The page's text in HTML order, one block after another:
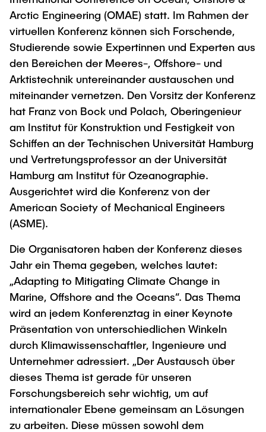
Newsroom
Press Release
Flyers and brochures
University magazine spektrum
Events
Merchandise-Shop
Working at TU Hamburg
Job opportunities
Faculty recruiting
Information for new employees
Internal Information
Advice and contact
New@tuhh
Around student life
AI in Education
Alumni
Career Center
Graduate Academy
Doctoral Degrees
UNU HUB "Engineering to Face Climate
Change"
Research Funding
Early Career Research Support
Good Scientific Practice
Future Lectures
Team
Interdisciplinary Workshop of the FSP
"Biobased Processes and Reactor
Technologies"
Process Engineering
Study programs
Research and Institutes
Technology and Innovation in Education
News
Study programs
Research and Institutes
Management Sciences and Technology
Study Programs
Research and Institutes
Mechanical Engineering
Study programs
Research and institutes
Joint School of Multidisciplinary Studies
Institutes
Overview
Exchange students
International Scholars & Guests
Partnerships and Strategy
Study Exchange Partnerships
How to establish partnerships
Strategy
ECIU University
Contacts & International Team
Arctic Engineering (OMAE) statt. Im Rahmen der
virtuellen Konferenz können sich Forschende,
Studierende sowie Expertinnen und Experten aus
den Bereichen der Meeres-, Offshore- und
Arktistechnik untereinander austauschen und
miteinander vernetzen. Den Vorsitz der Konferenz
hat Franz von Bock und Polach, Oberingenieur
am Institut für Konstruktion und Festigkeit von
Schiffen an der Technischen Universität Hamburg
und Vertretungsprofessor an der Universität
Hamburg am Institut für Ozeanographie.
Ausgerichtet wird die Konferenz von der
American Society of Mechanical Engineers
(ASME).
Die Organisatoren haben der Konferenz dieses
Jahr ein Thema gegeben, welches lautet:
„Adapting to Mitigating Climate Change in
Marine, Offshore and the Oceans“. Das Thema
wird an jedem Konferenztag in einer Keynote
Präsentation von unterschiedlichen Winkeln
durch Klimawissenschaftler, Ingenieure und
Unternehmer adressiert. „Der Austausch über
dieses Thema ist gerade für unseren
Forschungsbereich sehr wichtig, um auf
internationaler Ebene gemeinsam an Lösungen
zu arbeiten. Diese müssen sowohl dem